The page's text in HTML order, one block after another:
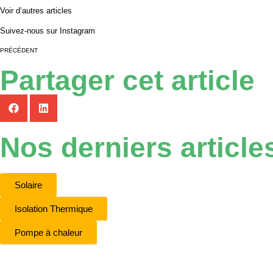
Voir d’autres articles
Suivez-nous sur Instagram
PRÉCÉDENT
Partager cet article
Nos derniers
Solaire
Isolation Thermique
Pompe à chaleur